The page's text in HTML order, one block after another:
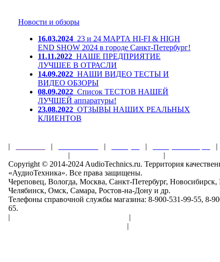
Новости и обзоры
16.03.2024 23 и 24 МАРТА HI-FI & HIGH
END SHOW 2024 в городе Санкт-Петербург!
11.11.2022 НАШЕ ПРЕДПРИЯТИЕ
ЛУЧШЕЕ В ОТРАСЛИ
14.09.2022 НАШИ ВИДЕО ТЕСТЫ И
ВИДЕО ОБЗОРЫ
08.09.2022 Список ТЕСТОВ НАШЕЙ
ЛУЧШЕЙ аппаратуры!
23.08.2022 ОТЗЫВЫ НАШИХ РЕАЛЬНЫХ
КЛИЕНТОВ
| | | |
|
|
Copyright © 2014-2024 AudioTechnics.ru. Территория
«АудиоТехника». Все права защищены.
Череповец, Вологда, Москва, Санкт-Петербург,
Челябинск, Омск, Самара, Ростов-на-Дону и др.
Телефоны справочной службы магазина: 8-900-531-99-55, 8-
65.
|
|
|